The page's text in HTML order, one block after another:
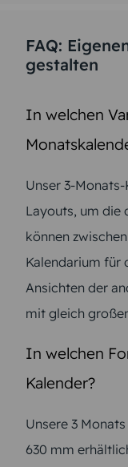
FAQ:
gestalten
In welchen
Unser 3-
Layouts, um die
können
Kalendarium für
Ansichten der
mit gleich
In welchen
Kalender?
Unsere 3
630 mm